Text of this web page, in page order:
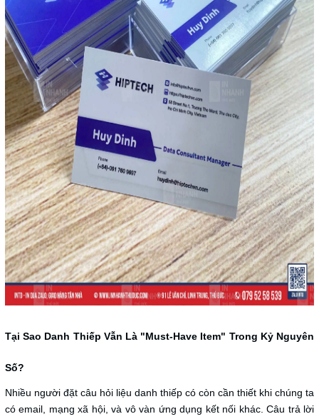
Tại Sao Danh Thiếp Vẫn Là "Must-Have Item" Trong Kỷ Nguyên
Số?
Nhiều người đặt câu hỏi liệu danh thiếp có còn cần thiết khi chúng ta
có email, mạng xã hội, và vô vàn ứng dụng kết nối khác. Câu trả lời